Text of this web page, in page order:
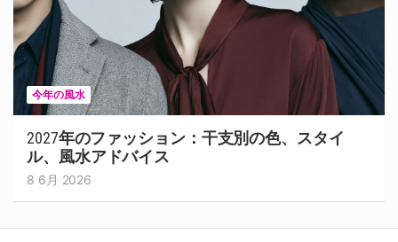
今年の風水
2027年のファッション：干支別の色、スタイ
ル、風水アドバイス
8 6月 2026